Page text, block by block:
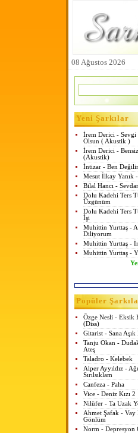
08 Ağustos 2026
Yeni Şarkılar
İrem Derici - Sevgi
Olsun ( Akustik )
İrem Derici - Bensiz
(Akustik)
İntizar - Ben
Mesut İlkay Yanık
Bilal Hancı -
Dolu Kadehi Ters
Üzgünüm
Dolu Kadehi Ters
İşi
Muhittin Yurttaş -
Diliyorum
Muhittin Yurttaş -
Muhittin Yurttaş -
Popüler
Özge Nesli - Eksik
(Diss)
Gitarist - Sana
Tanju Okan -
Ateş
Taladro - Kelebek
Alper Ayyıldız -
Sırılsıklam
Canfeza - Paha
Vice - Deniz Kızı 2
Nilüfer - Ta Uzak
Ahmet Şafak - Vay
Gönlüm
Norm - Depresyon